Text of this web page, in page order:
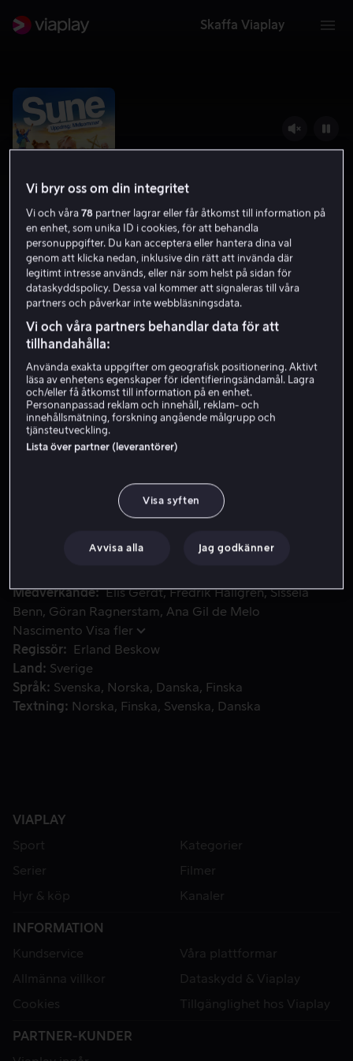
Skaffa Viaplay
Sune - Uppdrag: Midsommar
5.0 Komedi Familjefilm 2021
Barntillåten
HD
Skaffa Viaplay
Sunes familj ska fira midsommar tillsammans med
Sunes familj ska fira midsommar tillsammans med
Sophies familj. Men precis innan de åker gör Sophie slut
midsommarafton så han kan vinna tillbaka henne!
Medverkande Elis Gerdt Fredrik Hallgren Sissela
Benn
Göran Ragnerstam
Ana Gil de Melo
Nascimento Visa fler
Regissör
Erland Beskow
Land
Sverige
Språk
Svenska Norska Danska
Finska
Textning
Norska Finska Svenska Danska
VIAPLAY
Sport
Kategorier
Serier
Filmer
Hyr & köp
Kanaler
INFORMATION
Kundservice
Våra plattformar
Allmänna villkor
Dataskydd & Viaplay
Cookies
Tillgänglighet hos Viaplay
PARTNER-KUNDER
Vi bryr oss om din integritet
Vi och våra78 partner lagrar eller får åtkomst till information på
en enhet, som unika ID i cookies, för att behandla
personuppgifter. Du kan acceptera eller hantera dina val
genom att klicka nedan, inklusive din rätt att invända där
legitimt intresse används, eller när som helst på sidan för
dataskyddspolicy. Dessa val kommer att signaleras till våra
partners och påverkar inte webbläsningsdata.
Vi och våra partners behandlar data för att
tillhandahålla:
Använda exakta uppgifter om geografisk positionering. Aktivt
läsa av enhetens egenskaper för identifieringsändamål. Lagra
och/eller få åtkomst till information på en enhet.
Personanpassad reklam och innehåll, reklam- och
innehållsmätning, forskning angående målgrupp och
tjänsteutveckling.
Lista över partner (leverantörer)
Visa syften
Avvisa alla Jag godkänner